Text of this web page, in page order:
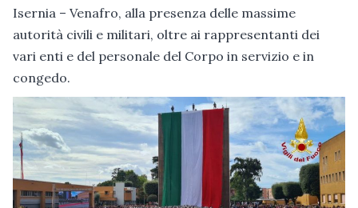
Isernia – Venafro, alla presenza delle massime
autorità civili e militari, oltre ai rappresentanti dei
vari enti e del personale del Corpo in servizio e in
congedo.